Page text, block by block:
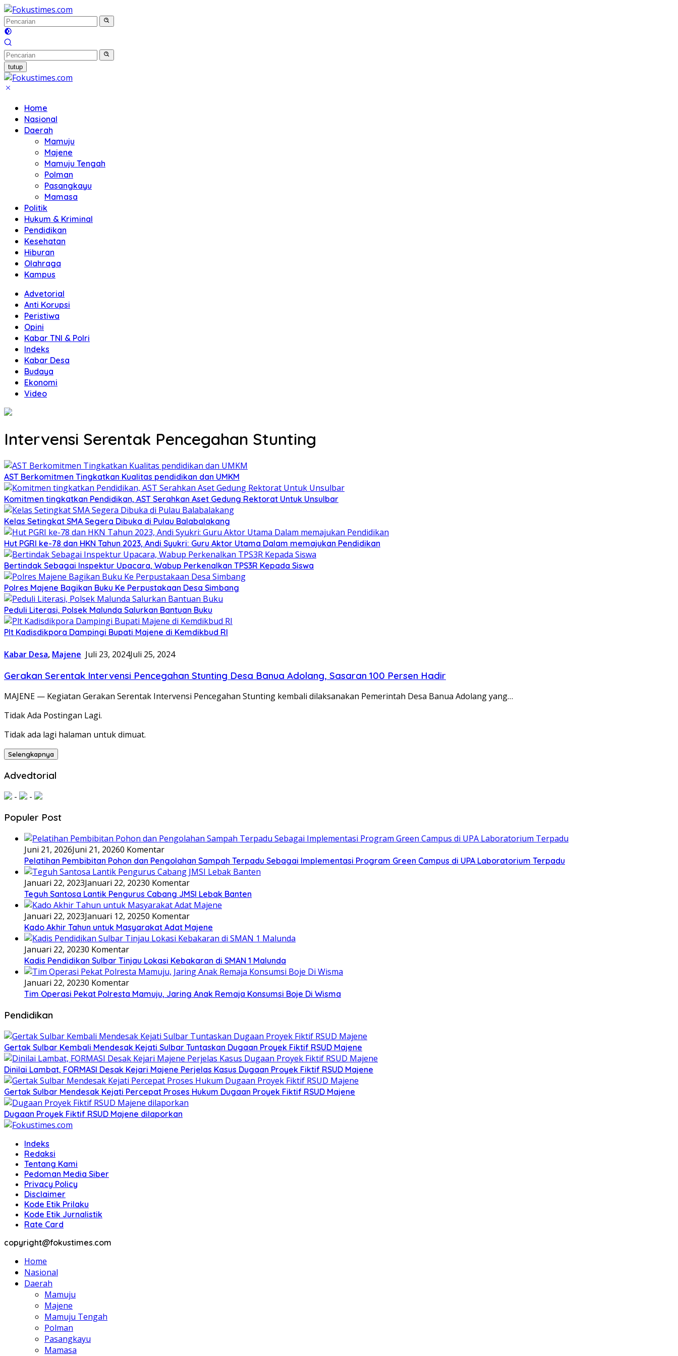
Langsung
ke
konten
tutup
Home
Nasional
Daerah
Mamuju
Majene
Mamuju Tengah
Polman
Pasangkayu
Mamasa
Politik
Hukum & Kriminal
Pendidikan
Kesehatan
Hiburan
Olahraga
Kampus
Advetorial
Anti Korupsi
Peristiwa
Opini
Kabar TNI & Polri
Indeks
Kabar Desa
Budaya
Ekonomi
Video
Intervensi Serentak Pencegahan Stunting
AST Berkomitmen Tingkatkan Kualitas pendidikan dan UMKM
Komitmen tingkatkan Pendidikan, AST Serahkan Aset Gedung Rektorat Untuk Unsulbar
Kelas Setingkat SMA Segera Dibuka di Pulau Balabalakang
Hut PGRI ke-78 dan HKN Tahun 2023, Andi Syukri: Guru Aktor Utama Dalam memajukan Pendidikan
Bertindak Sebagai Inspektur Upacara, Wabup Perkenalkan TPS3R Kepada Siswa
Polres Majene Bagikan Buku Ke Perpustakaan Desa Simbang
Peduli Literasi, Polsek Malunda Salurkan Bantuan Buku
Plt Kadisdikpora Dampingi Bupati Majene di Kemdikbud RI
Kabar Desa, Majene Juli 23, 2024Juli 25, 2024
Gerakan Serentak Intervensi Pencegahan Stunting Desa Banua Adolang, Sasaran 100 Persen Hadir
MAJENE — Kegiatan Gerakan Serentak Intervensi Pencegahan Stunting kembali dilaksanakan Pemerintah Desa Banua Adolang yang…
Tidak Ada Postingan Lagi.
Tidak ada lagi halaman untuk dimuat.
Selengkapnya
Advedtorial
- -
Populer Post
Juni 21, 2026Juni 21, 20260 Komentar
Pelatihan Pembibitan Pohon dan Pengolahan Sampah Terpadu Sebagai Implementasi Program Green Campus di UPA Laboratorium Terpadu
Januari 22, 2023Januari 22, 20230 Komentar
Teguh Santosa Lantik Pengurus Cabang JMSI Lebak Banten
Januari 22, 2023Januari 12, 20250 Komentar
Kado Akhir Tahun untuk Masyarakat Adat Majene
Januari 22, 20230 Komentar
Kadis Pendidikan Sulbar Tinjau Lokasi Kebakaran di SMAN 1 Malunda
Januari 22, 20230 Komentar
Tim Operasi Pekat Polresta Mamuju, Jaring Anak Remaja Konsumsi Boje Di Wisma
Pendidikan
Gertak Sulbar Kembali Mendesak Kejati Sulbar Tuntaskan Dugaan Proyek Fiktif RSUD Majene
Dinilai Lambat, FORMASI Desak Kejari Majene Perjelas Kasus Dugaan Proyek Fiktif RSUD Majene
Gertak Sulbar Mendesak Kejati Percepat Proses Hukum Dugaan Proyek Fiktif RSUD Majene
Dugaan Proyek Fiktif RSUD Majene dilaporkan
Indeks
Redaksi
Tentang Kami
Pedoman Media Siber
Privacy Policy
Disclaimer
Kode Etik Prilaku
Kode Etik Jurnalistik
Rate Card
copyright@fokustimes.com
Home
Nasional
Daerah
Mamuju
Majene
Mamuju Tengah
Polman
Pasangkayu
Mamasa